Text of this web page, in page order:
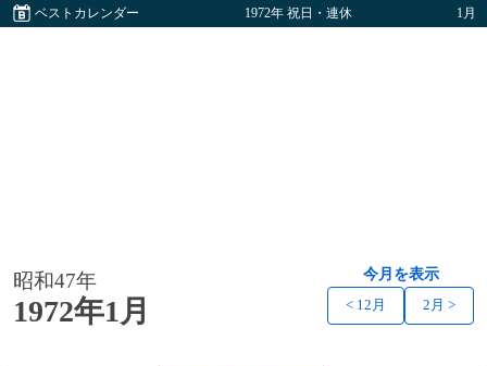
ベストカレンダー 1972年 祝日・連休 1月
昭和47年
1972年1月
今月を表示
< 12月 2月 >